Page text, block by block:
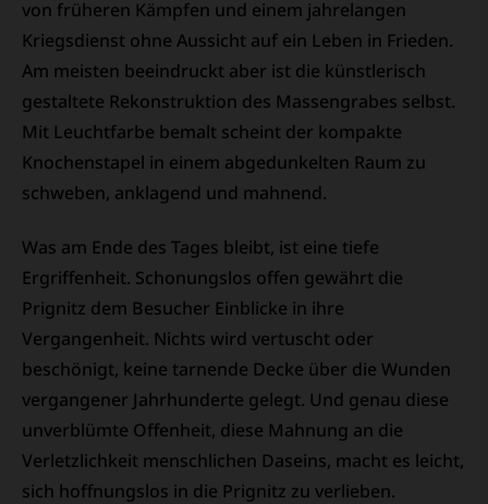
von früheren Kämpfen und einem jahrelangen
Kriegsdienst ohne Aussicht auf ein Leben in Frieden.
Am meisten beeindruckt aber ist die künstlerisch
gestaltete Rekonstruktion des Massengrabes selbst.
Mit Leuchtfarbe bemalt scheint der kompakte
Knochenstapel in einem abgedunkelten Raum zu
schweben, anklagend und mahnend.
Was am Ende des Tages bleibt, ist eine tiefe
Ergriffenheit. Schonungslos offen gewährt die
Prignitz dem Besucher Einblicke in ihre
Vergangenheit. Nichts wird vertuscht oder
beschönigt, keine tarnende Decke über die Wunden
vergangener Jahrhunderte gelegt. Und genau diese
unverblümte Offenheit, diese Mahnung an die
Verletzlichkeit menschlichen Daseins, macht es leicht,
sich hoffnungslos in die Prignitz zu verlieben.